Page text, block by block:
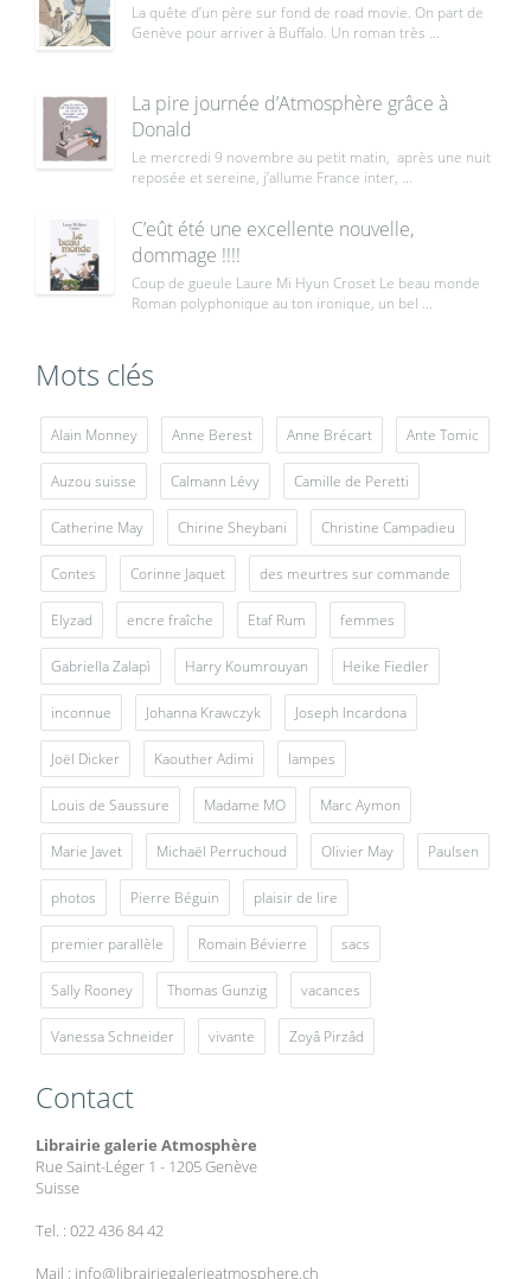
La quête d’un père sur fond de road movie. On part de
Genève pour arriver à Buffalo. Un roman très ...
La pire journée d’Atmosphère grâce à
Donald
Le mercredi 9 novembre au petit matin, après une nuit
reposée et sereine, j’allume France inter, ...
C’eût été une excellente nouvelle,
dommage !!!!
Coup de gueule Laure Mi Hyun Croset Le beau monde
Roman polyphonique au ton ironique, un bel ...
Mots clés
Alain Monney Anne Berest Anne Brécart Ante Tomic
Auzou suisse Calmann Lévy Camille de Peretti
Catherine May Chirine Sheybani Christine Campadieu
Contes Corinne Jaquet des meurtres sur commande
Elyzad encre fraîche Etaf Rum femmes
Gabriella Zalapì Harry Koumrouyan Heike Fiedler
inconnue Johanna Krawczyk Joseph Incardona
Joël Dicker Kaouther Adimi lampes
Louis de Saussure Madame MO Marc Aymon
Marie Javet Michaël Perruchoud Olivier May Paulsen
photos Pierre Béguin plaisir de lire
premier parallèle Romain Bévierre sacs
Sally Rooney Thomas Gunzig vacances
Vanessa Schneider vivante Zoyâ Pirzâd
Contact
Librairie galerie Atmosphère
Rue Saint-Léger 1 - 1205 Genève
Suisse
Tel. : 022 436 84 42
Mail : info@librairiegalerieatmosphere.ch